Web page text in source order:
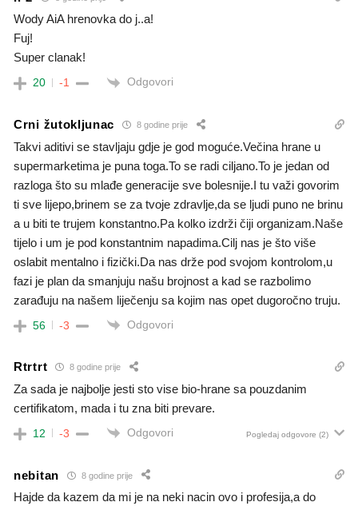
Wody AiA hrenovka do j..a!
Fuj!
Super clanak!
20 -1 Odgovori
Crni žutokljunac 8 godine prije
Takvi aditivi se stavljaju gdje je god moguće.Večina hrane u
supermarketima je puna toga.To se radi ciljano.To je jedan od
razloga što su mlađe generacije sve bolesnije.I tu važi govorim
ti sve lijepo,brinem se za tvoje zdravlje,da se ljudi puno ne brinu
a u biti te trujem konstantno.Pa kolko izdrži čiji organizam.Naše
tijelo i um je pod konstantnim napadima.Cilj nas je što više
oslabit mentalno i fizički.Da nas drže pod svojom kontrolom,u
fazi je plan da smanjuju našu brojnost a kad se razbolimo
zarađuju na našem liječenju sa kojim nas opet dugoročno truju.
56 -3 Odgovori
Rtrtrt 8 godine prije
Za sada je najbolje jesti sto vise bio-hrane sa pouzdanim
certifikatom, mada i tu zna biti prevare.
12 -3 Odgovori Pogledaj odgovore (2)
nebitan 8 godine prije
Hajde da kazem da mi je na neki nacin ovo i profesija,a do